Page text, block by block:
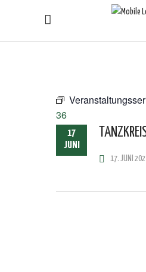
36
17
JUNI
17. JUNI